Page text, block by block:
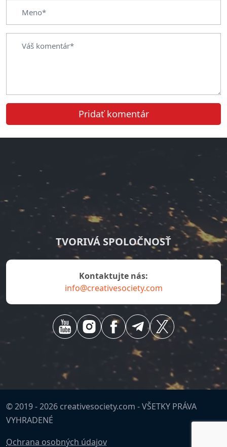
Pridať komentár
TVORIVÁ SPOLOČNOSŤ
Kontaktujte nás:
info@creativesociety.com
© 2019 -2026 creativesociety.com -VŠETKY PRÁVA
VYHRADENÉ
Ochrana osobných údajov